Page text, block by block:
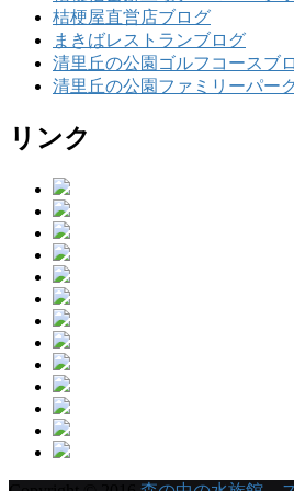
桔梗屋直営店ブログ
まきばレストランブログ
清里丘の公園ゴルフコースブ
清里丘の公園ファミリーパー
リンク